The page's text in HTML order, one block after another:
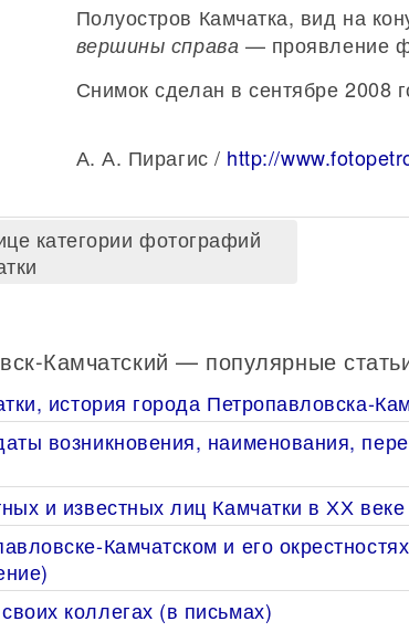
Полуостров Камчатка, вид на
вершины справа — проявление
Снимок сделан в сентябре 2008
А. А. Пирагис / http://
категории фотографий
Камчатский — популярные
история города Петропавловска-
возникновения, наименования,
и известных лиц Камчатки в ХХ веке
Камчатском и его
коллегах (в письмах)